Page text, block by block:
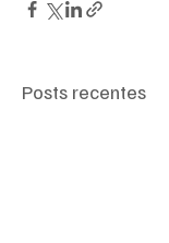
Posts recentes